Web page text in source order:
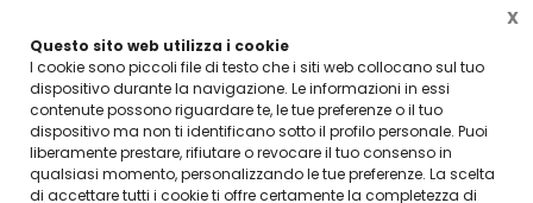
Questo sito web utilizza i cookie
I cookie sono piccoli file di testo che i siti web collocano sul tuo
dispositivo durante la navigazione. Le informazioni in essi
contenute possono riguardare te, le tue preferenze o il tuo
dispositivo ma non ti identificano sotto il profilo personale. Puoi
liberamente prestare, rifiutare o revocare il tuo consenso in
qualsiasi momento, personalizzando le tue preferenze. La scelta
di accettare tutti i cookie ti offre certamente la completezza di
X
Home Modulistica Associazione - Richiesta di adesione